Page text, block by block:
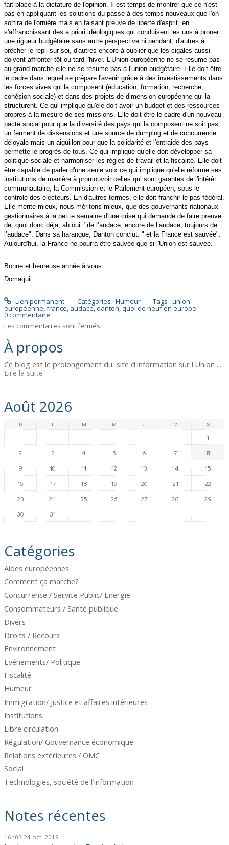
fait place à la dictature de l'opinion. Il est temps de montrer que ce n'est
pas en appliquant les solutions du passé à des temps nouveaux que l'on
sortira de l'ornière mais en faisant preuve de liberté d'esprit, en
s'affranchissant des a priori idéologiques qui conduisent les uns à proner
une rigueur budgétaire sans autre perspective ni pendant, d'autres à
prêcher le repli sur soi, d'autres encore à oublier que les cigales aussi
doivent affronter tôt ou tard l'hiver. L'Union européenne ne se résume pas
au grand marché elle ne se résume pas à l'union budgétaire. Elle doit être
le cadre dans lequel se prépare l'avenir grâce à des investissements dans
les forces vives qui la composent (éducation, formation, recherche,
cohésion sociale) et dans des projets de dimension européenne qui la
structurent. Ce qui implique qu'ele doit avoir un budget et des ressources
propres à la mesure de ses missions. Elle doit être le cadre d'un nouveau
pacte social pour que la diversité des pays qui la composent ne soit pas
un ferment de dissensions et une source de dumping et de concurrence
déloyale mais un aiguillon pour que la solidarité et l'entraide des pays
permette le progrès de tous. Ce qui implique qu'elle doit développer sa
politique sociale et harmoniser les règles de travail et la fiscalité. Elle doit
être capable de parler d'une seule voix ce qui implique qu'elle réforme ses
institutions de manière à promouvoir celles qui sont garantes de l'intérêt
communautaire, la Commission et le Parlement européen, sous le
controle des électeurs. En d'autres termes, elle doit franchir le pas fédéral.
Elle mérite mieux, nous méritons mieux, que des gouvernants nationaux
gestionnaires à la petite semaine d'une crise qui demande de faire preuve
de, quoi donc déja, ah oui: "de l’audace, encore de l’audace, toujours de
l’audace". Dans sa harangue, Danton conclut: " et la France est sauvée".
Aujourd'hui, la France ne pourra être sauvée que si l'Union est sauvée.
Bonne et heureuse année à vous
Domaguil
Lien permanent Catégories : Humeur Tags :union
européenne,france, audace,danton,quoi de neuf en europe
0commentaire
Les commentaires sont fermés.
À propos
Ce blog est le prolongement du site d'information sur l'Union ...
Lire la suite
Août 2026
D L M M J V S
1
2
3 4 5 6 7
8
9
10 11 12 13 14
15
16
17 18 19 20 21
22
23
24 25 26 27 28
29
30
31
Catégories
Aides européennes
Comment ça marche?
Concurrence / Service Public/ Energie
Consommateurs / Santé publique
Divers
Droits / Recours
Environnement
Evénements/ Politique
Fiscalité
Humeur
Immigration/ Justice et affaires intérieures
Institutions
Libre circulation
Régulation/ Gouvernance économique
Relations extérieures / OMC
Social
Technologies, société de l'information
Notes récentes
16h03 24 oct. 2019